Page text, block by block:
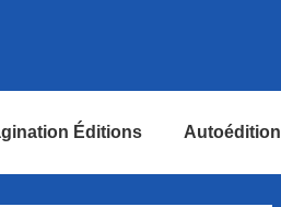
Éditions Autoédition